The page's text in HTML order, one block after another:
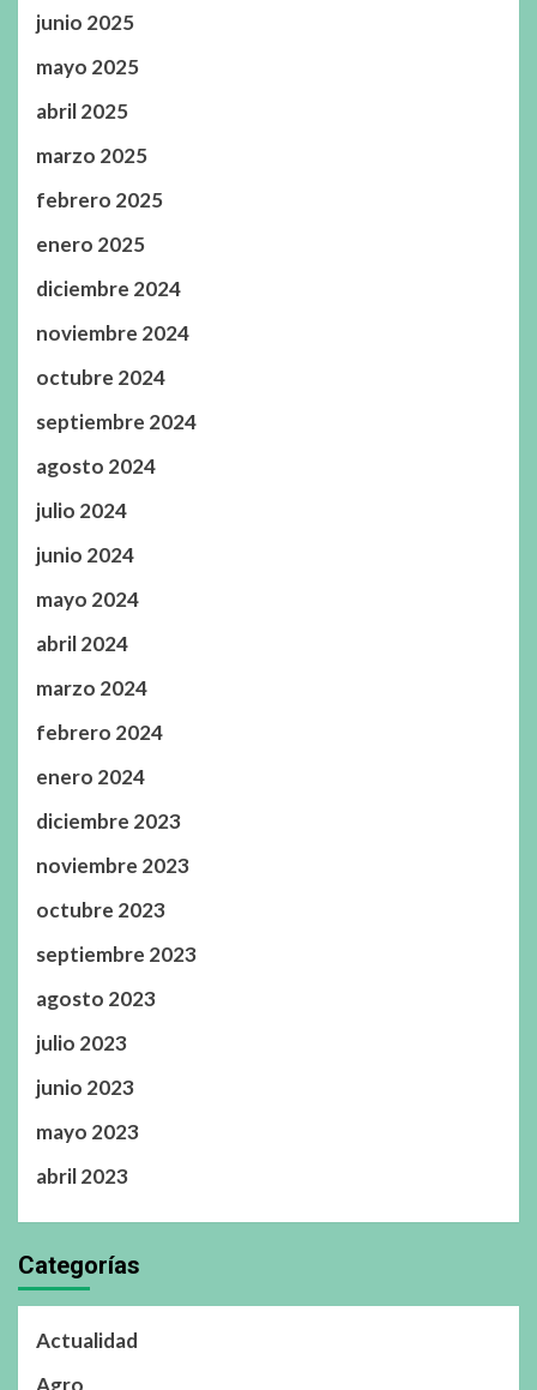
junio 2025
mayo 2025
abril 2025
marzo 2025
febrero 2025
enero 2025
diciembre 2024
noviembre 2024
octubre 2024
septiembre 2024
agosto 2024
julio 2024
junio 2024
mayo 2024
abril 2024
marzo 2024
febrero 2024
enero 2024
diciembre 2023
noviembre 2023
octubre 2023
septiembre 2023
agosto 2023
julio 2023
junio 2023
mayo 2023
abril 2023
Categorías
Actualidad
Agro